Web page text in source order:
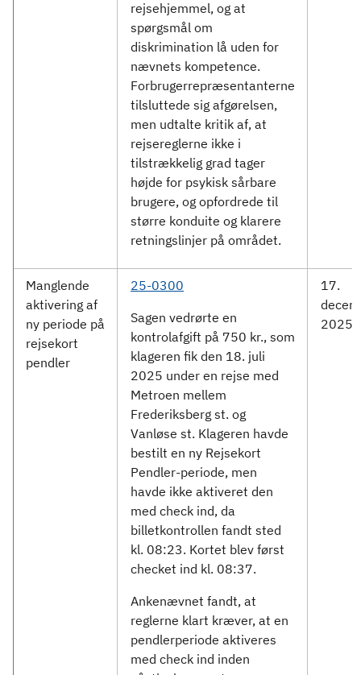
rejsehjemmel, og at
spørgsmål om
diskrimination lå uden for
nævnets kompetence.
Forbrugerrepræsentanterne
tilsluttede sig afgørelsen,
men udtalte kritik af, at
rejsereglerne ikke i
tilstrækkelig grad tager
højde for psykisk sårbare
brugere, og opfordrede til
større konduite og klarere
retningslinjer på området.
Manglende
aktivering af
ny periode på
rejsekort
pendler
25-0300
Sagen vedrørte en
kontrolafgift på 750 kr., som
klageren fik den 18. juli
2025 under en rejse med
Metroen mellem
Frederiksberg st. og
Vanløse st. Klageren havde
bestilt en ny Rejsekort
Pendler-periode, men
havde ikke aktiveret den
med check ind, da
billetkontrollen fandt sted
kl. 08:23. Kortet blev først
checket ind kl. 08:37.
Ankenævnet fandt, at
reglerne klart kræver, at en
pendlerperiode aktiveres
med check ind inden
17.
2025